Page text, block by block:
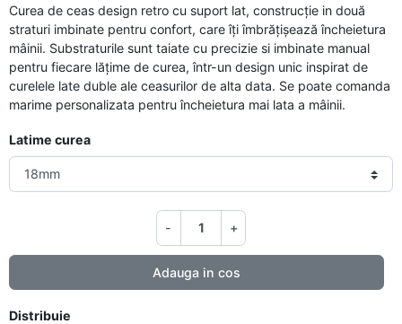
Curea de ceas design retro cu suport lat, construcție in două
straturi imbinate pentru confort, care îți îmbrățișează încheietura
mâinii. Substraturile sunt taiate cu precizie si imbinate manual
pentru fiecare lățime de curea, într-un design unic inspirat de
curelele late duble ale ceasurilor de alta data. Se poate comanda
marime personalizata pentru încheietura mai lata a mâinii.
Latime curea
- +
Adauga in cos
Distribuie